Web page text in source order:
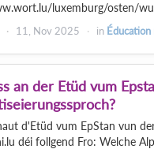
luxemburg/osten/
11, Nov 2025 in Éducation
an der Etüd vum
d'Etüd vum EpStan vun
déi follgend Fro: Welche